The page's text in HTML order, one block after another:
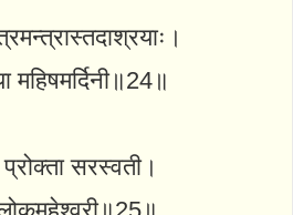
महिषमर्दिनी॥24॥
प्रोक्ता सरस्वती।